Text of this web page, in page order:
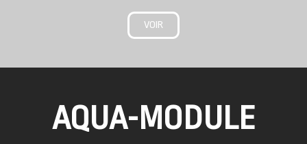
VOIR
AQUA-MODULE